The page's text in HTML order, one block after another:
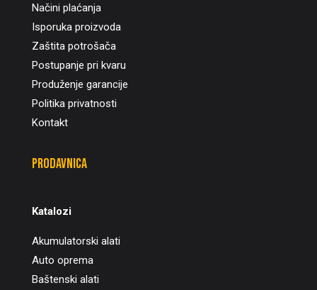
Načini plaćanja
Isporuka proizvoda
Zaštita potrošača
Postupanje pri kvaru
Produženje garancije
Politika privatnosti
Kontakt
Prodavnica
Katalozi
Akumulatorski alati
Auto oprema
Baštenski alati